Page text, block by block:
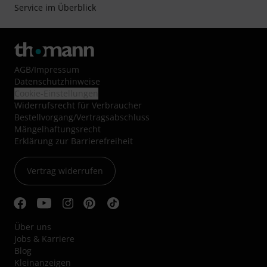
Service im Überblick
AGB/Impressum
Datenschutzhinweise
Widerrufsrecht für Verbraucher
Bestellvorgang/Vertragsabschluss
Mängelhaftungsrecht
Erklärung zur Barrierefreiheit
Vertrag widerrufen
Über uns
Jobs & Karriere
Blog
Kleinanzeigen